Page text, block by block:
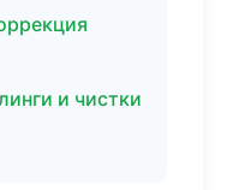
и чистки